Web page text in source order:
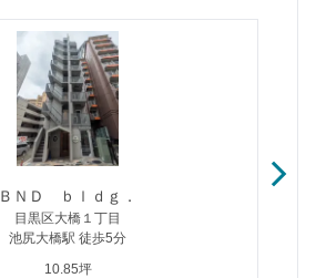
ＢＮＤ ｂｌｄｇ．
目黒区大橋１丁目
池尻大橋駅 徒歩5分
10.85坪